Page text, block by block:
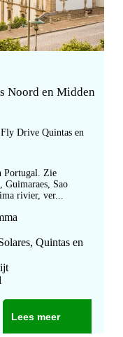
Noord en Midden
Drive Quintas en
Portugal. Zie
Guimaraes, Sao
rivier, ver...
Quintas en
Lees meer